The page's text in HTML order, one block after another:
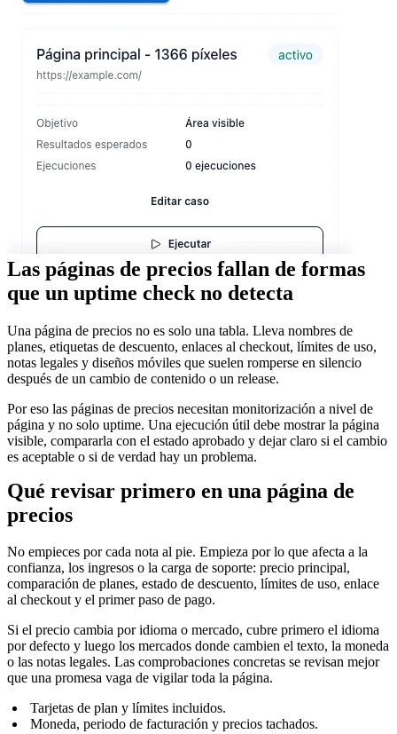
Las páginas de precios fallan de formas
que un uptime check no detecta
Una página de precios no es solo una tabla. Lleva nombres de
planes, etiquetas de descuento, enlaces al checkout, límites de uso,
notas legales y diseños móviles que suelen romperse en silencio
después de un cambio de contenido o un release.
Por eso las páginas de precios necesitan monitorización a nivel de
página y no solo uptime. Una ejecución útil debe mostrar la página
visible, compararla con el estado aprobado y dejar claro si el cambio
es aceptable o si de verdad hay un problema.
Qué revisar primero en una página de
precios
No empieces por cada nota al pie. Empieza por lo que afecta a la
confianza, los ingresos o la carga de soporte: precio principal,
comparación de planes, estado de descuento, límites de uso, enlace
al checkout y el primer paso de pago.
Si el precio cambia por idioma o mercado, cubre primero el idioma
por defecto y luego los mercados donde cambien el texto, la moneda
o las notas legales. Las comprobaciones concretas se revisan mejor
que una promesa vaga de vigilar toda la página.
Tarjetas de plan y límites incluidos.
Moneda, periodo de facturación y precios tachados.